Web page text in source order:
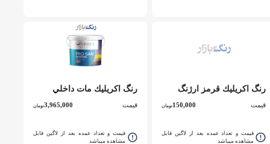
رنگ اكريليك قرمز ارژنگ
قیمت 150,000تومان
قیمت و تعداد عمده بعد از لاگین قابل
مشاهده میباشد
رنگ اكريليك مات داخلي
پروسان سفيد 207 ساندورا
قیمت 3,965,000تومان
قیمت و تعداد عمده بعد از لاگین قابل
مشاهده میباشد